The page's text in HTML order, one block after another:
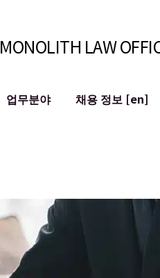
MONOLITH LAW
업무분야
평판 손상 완화
채용 정보 [en]